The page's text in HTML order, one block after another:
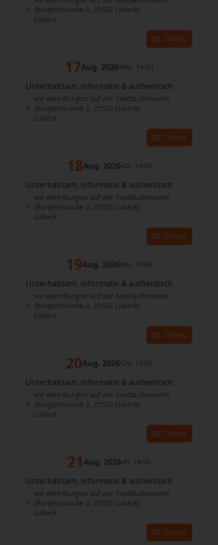
(Burgtorbrücke 2, 23552 Lübeck)
Lübeck
Tickets
17Aug. 2026•Mo. 14:00
Unterhaltsam, informativ & authentisch
vor dem Burgtor auf der Stadtaußenseite
(Burgtorbrücke 2, 23552 Lübeck)
Lübeck
Tickets
18Aug. 2026•Di. 14:00
Unterhaltsam, informativ & authentisch
vor dem Burgtor auf der Stadtaußenseite
(Burgtorbrücke 2, 23552 Lübeck)
Lübeck
Tickets
19Aug. 2026•Mi. 16:00
Unterhaltsam, informativ & authentisch
vor dem Burgtor auf der Stadtaußenseite
(Burgtorbrücke 2, 23552 Lübeck)
Lübeck
Tickets
20Aug. 2026•Do. 16:00
Unterhaltsam, informativ & authentisch
vor dem Burgtor auf der Stadtaußenseite
(Burgtorbrücke 2, 23552 Lübeck)
Lübeck
Tickets
21 Aug. 2026•Fr. 14:00
Unterhaltsam, informativ & authentisch
vor dem Burgtor auf der Stadtaußenseite
(Burgtorbrücke 2, 23552 Lübeck)
Lübeck
Tickets